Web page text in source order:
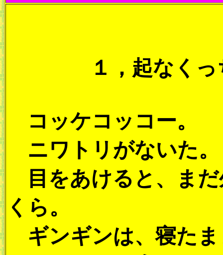
１，起なくっ
コッケコッコー。
ニワトリがないた。
目をあけると、まだ
くら。
ギンギンは、寝たま